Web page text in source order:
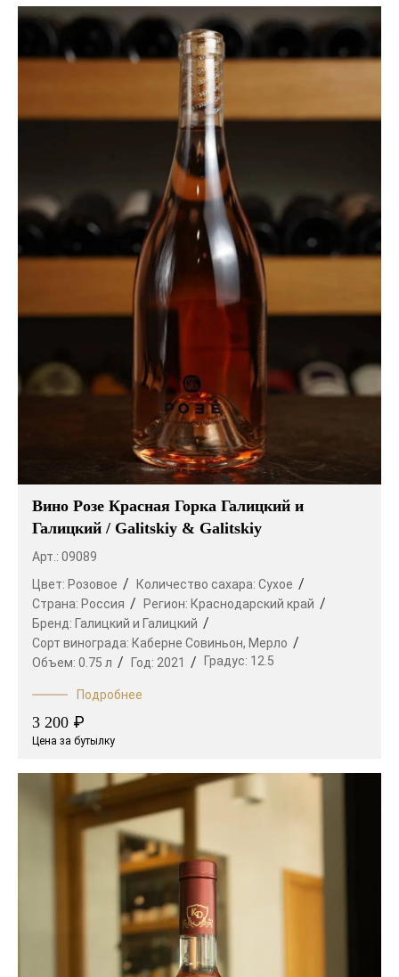
Вино Розе Красная Горка Галицкий и
Галицкий / Galitskiy & Galitskiy
Арт.: 09089
Цвет: Розовое Количество сахара: Сухое
Страна: Россия Регион: Краснодарский край
Бренд: Галицкий и Галицкий
Сорт винограда: Каберне Совиньон, Мерло
Объем: 0.75 л Год: 2021 Градус: 12.5
Подробнее
3 200 ₽
Цена за бутылку